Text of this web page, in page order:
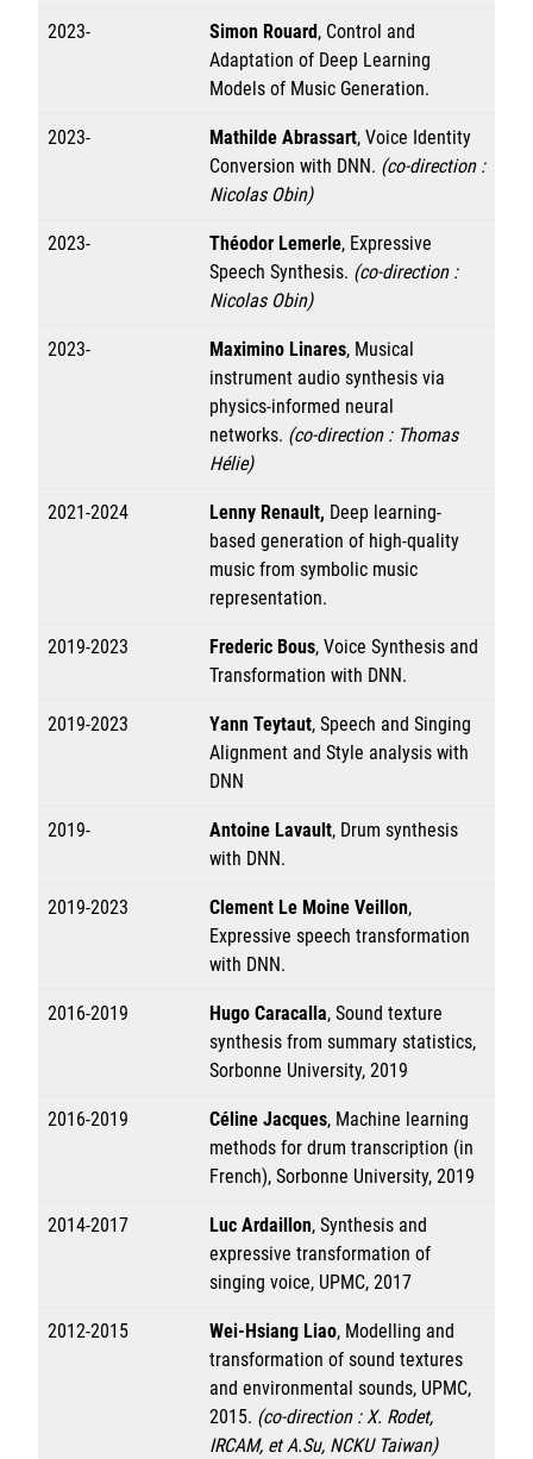
2023- Simon Rouard, Control and
Adaptation of Deep Learning
Models of Music Generation.
2023- Mathilde Abrassart, Voice Identity
Conversion with DNN. (co-direction :
Nicolas Obin)
2023- Théodor Lemerle, Expressive
Speech Synthesis. (co-direction :
Nicolas Obin)
2023- Maximino Linares, Musical
instrument audio synthesis via
physics-informed neural
networks. (co-direction : Thomas
Hélie)
2021-2024 Lenny Renault, Deep learning-
based generation of high-quality
music from symbolic music
representation.
2019-2023 Frederic Bous, Voice Synthesis and
Transformation with DNN.
2019-2023 Yann Teytaut, Speech and Singing
Alignment and Style analysis with
DNN
2019- Antoine Lavault, Drum synthesis
with DNN.
2019-2023 Clement Le Moine Veillon,
Expressive speech transformation
with DNN.
2016-2019 Hugo Caracalla, Sound texture
synthesis from summary statistics,
Sorbonne University, 2019
2016-2019 Céline Jacques, Machine learning
methods for drum transcription (in
French), Sorbonne University, 2019
2014-2017 Luc Ardaillon, Synthesis and
expressive transformation of
singing voice, UPMC, 2017
2012-2015 Wei-Hsiang Liao, Modelling and
transformation of sound textures
and environmental sounds, UPMC,
2015. (co-direction : X. Rodet,
IRCAM, et A.Su, NCKU Taiwan)